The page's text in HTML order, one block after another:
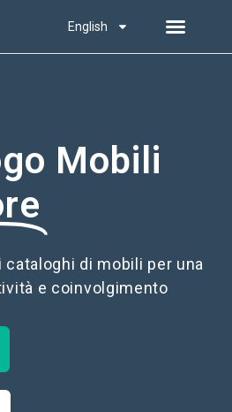
English
Mobili
di mobili per una
e coinvolgimento